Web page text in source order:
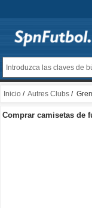
Inicio / Autres Clubs /
Comprar camisetas de